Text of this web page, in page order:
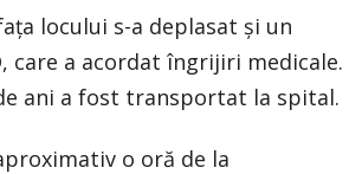
locului s-a deplasat și un
care a acordat îngrijiri medicale.
ani a fost transportat la spital.
o oră de la